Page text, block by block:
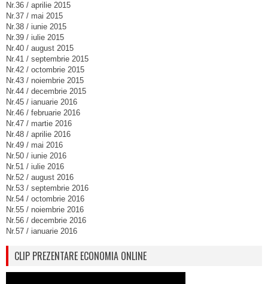
Nr.36 / aprilie 2015
Nr.37 / mai 2015
Nr.38 / iunie 2015
Nr.39 / iulie 2015
Nr.40 / august 2015
Nr.41 / septembrie 2015
Nr.42 / octombrie 2015
Nr.43 / noiembrie 2015
Nr.44 / decembrie 2015
Nr.45 / ianuarie 2016
Nr.46 / februarie 2016
Nr.47 / martie 2016
Nr.48 / aprilie 2016
Nr.49 / mai 2016
Nr.50 / iunie 2016
Nr.51 / iulie 2016
Nr.52 / august 2016
Nr.53 / septembrie 2016
Nr.54 / octombrie 2016
Nr.55 / noiembrie 2016
Nr.56 / decembrie 2016
Nr.57 / ianuarie 2016
CLIP PREZENTARE ECONOMIA ONLINE